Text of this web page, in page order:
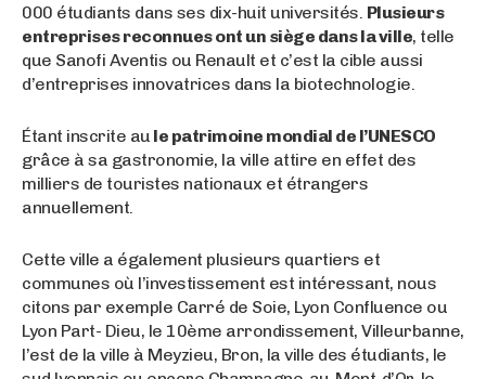
000 étudiants dans ses dix-huit universités. Plusieurs
entreprises reconnues ont un siège dans la ville, telle
que Sanofi Aventis ou Renault et c’est la cible aussi
d’entreprises innovatrices dans la biotechnologie.
Étant inscrite au le patrimoine mondial de l’UNESCO
grâce à sa gastronomie, la ville attire en effet des
milliers de touristes nationaux et étrangers
annuellement.
Cette ville a également plusieurs quartiers et
communes où l’investissement est intéressant, nous
citons par exemple Carré de Soie, Lyon Confluence ou
Lyon Part- Dieu, le 10ème arrondissement, Villeurbanne,
l’est de la ville à Meyzieu, Bron, la ville des étudiants, le